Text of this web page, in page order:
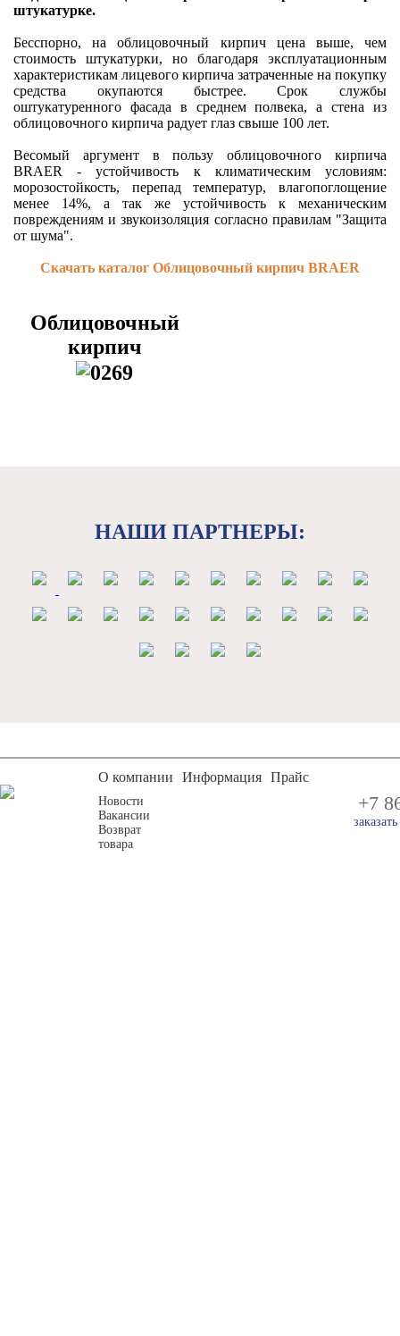
штукатурке.
Бесспорно, на облицовочный кирпич цена выше, чем
стоимость штукатурки, но благодаря эксплуатационным
характеристикам лицевого кирпича затраченные на покупку
средства окупаются быстрее. Срок службы
оштукатуренного фасада в среднем полвека, а стена из
облицовочного кирпича радует глаз свыше 100 лет.
Весомый аргумент в пользу облицовочного кирпича
BRAER - устойчивость к климатическим условиям:
морозостойкость, перепад температур, влагопоглощение
менее 14%, а так же устойчивость к механическим
повреждениям и звукоизоляция согласно правилам "Защита
от шума".
Скачать каталог Облицовочный кирпич BRAER
Облицовочный
кирпич
НАШИ ПАРТНЕРЫ:
О компании Информация Прайс
Новости
Вакансии
Возврат
товара
+7